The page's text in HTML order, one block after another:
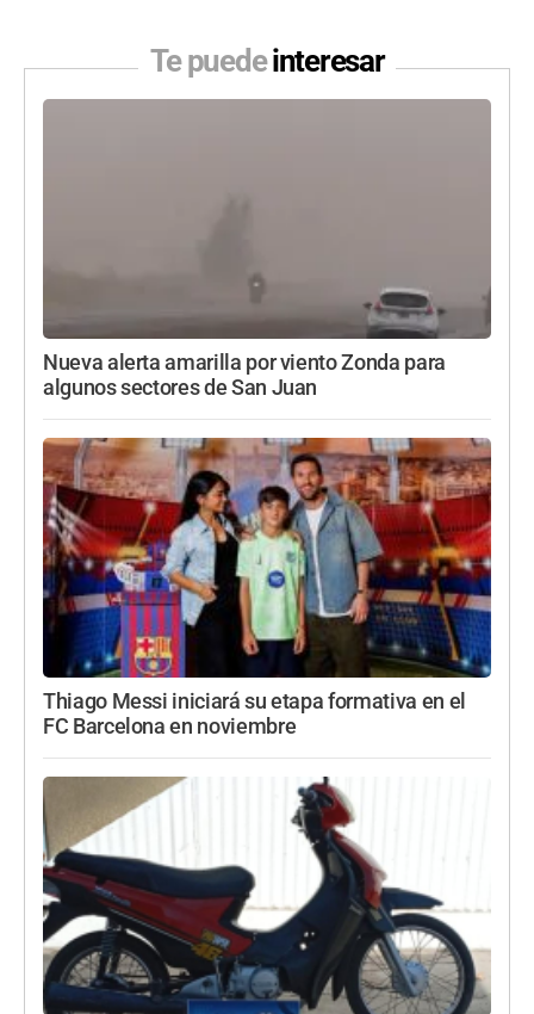
Te puedeinteresar
Nueva alerta amarilla por viento Zonda para
algunos sectores de San Juan
Thiago Messi iniciará su etapa formativa en el
FC Barcelona en noviembre